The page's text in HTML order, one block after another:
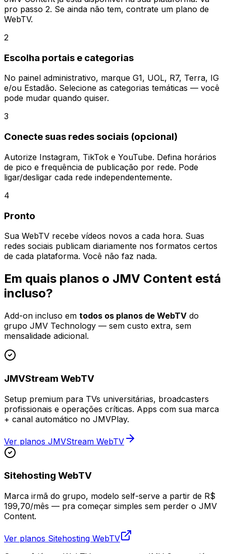
pro passo 2. Se ainda não tem, contrate um plano de
WebTV.
2
Escolha portais e categorias
No painel administrativo, marque G1, UOL, R7, Terra, IG
e/ou Estadão. Selecione as categorias temáticas — você
pode mudar quando quiser.
3
Conecte suas redes sociais (opcional)
Autorize Instagram, TikTok e YouTube. Defina horários
de pico e frequência de publicação por rede. Pode
ligar/desligar cada rede independentemente.
4
Pronto
Sua WebTV recebe vídeos novos a cada hora. Suas
redes sociais publicam diariamente nos formatos certos
de cada plataforma. Você não faz nada.
Em quais planos o JMV Content está
incluso?
Add-on incluso em todos os planos de WebTV do
grupo JMV Technology — sem custo extra, sem
mensalidade adicional.
JMVStream WebTV
Setup premium para TVs universitárias, broadcasters
profissionais e operações críticas. Apps com sua marca
+ canal automático no JMVPlay.
Ver planos JMVStream WebTV
Sitehosting WebTV
Marca irmã do grupo, modelo self-serve a partir de R$
199,70/mês — pra começar simples sem perder o JMV
Content.
Ver planos Sitehosting WebTV